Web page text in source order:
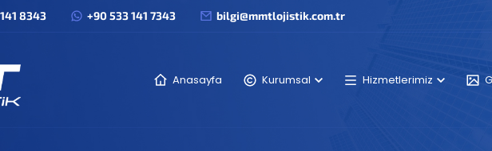
8343 +90 533 141 7343 bilgi@mmtlojistik.com.tr
Anasayfa Kurumsal Hizmetlerimiz